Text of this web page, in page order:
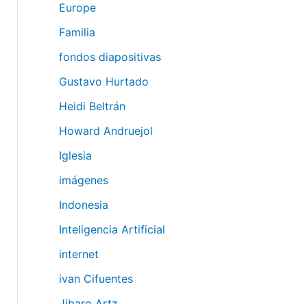
Europe
Familia
fondos diapositivas
Gustavo Hurtado
Heidi Beltrán
Howard Andruejol
Iglesia
imágenes
Indonesia
Inteligencia Artificial
internet
ivan Cifuentes